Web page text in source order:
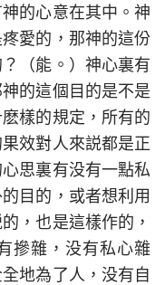
的心意在其中。神
愛的，那神的這份
（能。）神心裏有
的這個目的是不是
樣的規定，所有的
效對人來説都是正
思裏有没有一點私
目的，或者想利用
，也是這樣作的，
摻雜，没有私心雜
地為了人，没有自